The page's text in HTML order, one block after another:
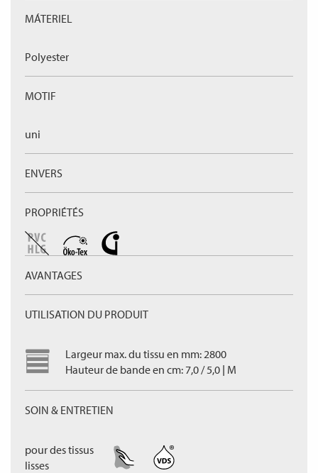
MÁTERIEL
Polyester
MOTIF
uni
ENVERS
PROPRIÉTÉS
AVANTAGES
UTILISATION DU PRODUIT
Largeur max. du tissu en mm: 2800
Hauteur de bande en cm: 7,0 / 5,0 | M
SOIN & ENTRETIEN
pour des tissus
lisses